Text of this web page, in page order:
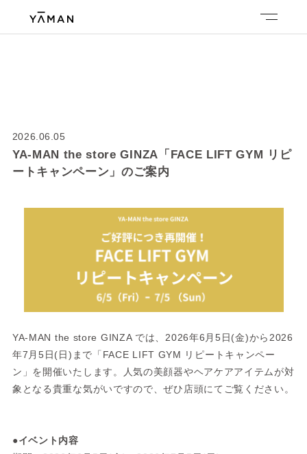
2026.06.05
YA-MAN the store GINZA「FACE LIFT GYM リピ
ートキャンペーン」のご案内
YA-MAN the store GINZA では、2026年6月5日(金)から2026
年7月5日(日)まで「FACE LIFT GYM リピートキャンペー
ン」を開催いたします。人気の美顔器やヘアケアアイテムが対
象となる貴重な気がいですので、ぜひ店頭にてご覧ください。
●イベント内容